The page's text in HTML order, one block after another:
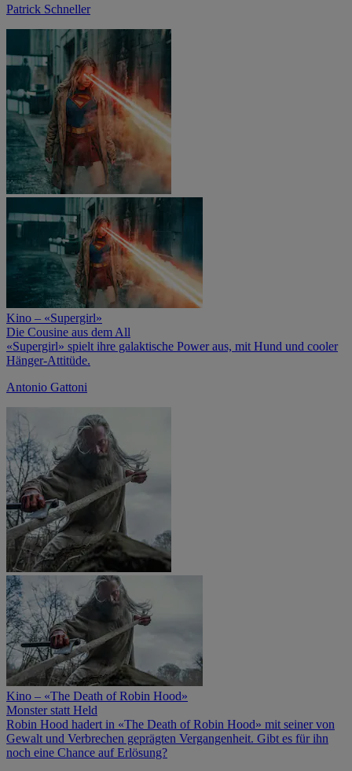
Patrick Schneller
Kino – «Supergirl»
Die Cousine aus dem All
«Supergirl» spielt ihre galaktische Power aus, mit Hund und cooler
Hänger-Attitüde.
Antonio Gattoni
Kino – «The Death of Robin Hood»
Monster statt Held
Robin Hood hadert in «The Death of Robin Hood» mit seiner von
Gewalt und Verbrechen geprägten Vergangenheit. Gibt es für ihn
noch eine Chance auf Erlösung?